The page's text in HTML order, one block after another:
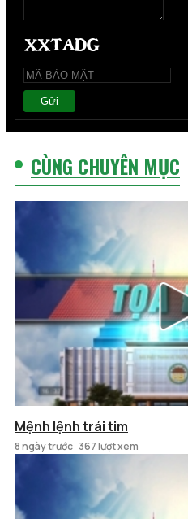
Gửi
CÙNG CHUYÊN MỤC
Mệnh lệnh trái tim
8 ngày trước 367 lượt xem